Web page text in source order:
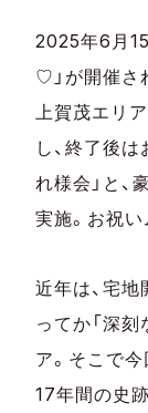
2025年6月15
♡」が開催さ
上賀茂エリ
し、終了後
れ様会」と、
実施。お祝
近年は、宅
ってか「深
ア。そこで
17年間の史